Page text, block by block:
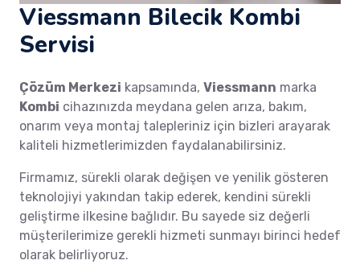
Viessmann Bilecik Kombi
Servisi
Çözüm Merkezi kapsamında, Viessmann marka
Kombi cihazınızda meydana gelen arıza, bakım,
onarım veya montaj talepleriniz için bizleri arayarak
kaliteli hizmetlerimizden faydalanabilirsiniz.
Firmamız, sürekli olarak değişen ve yenilik gösteren
teknolojiyi yakından takip ederek, kendini sürekli
geliştirme ilkesine bağlıdır. Bu sayede siz değerli
müşterilerimize gerekli hizmeti sunmayı birinci hedef
olarak belirliyoruz.